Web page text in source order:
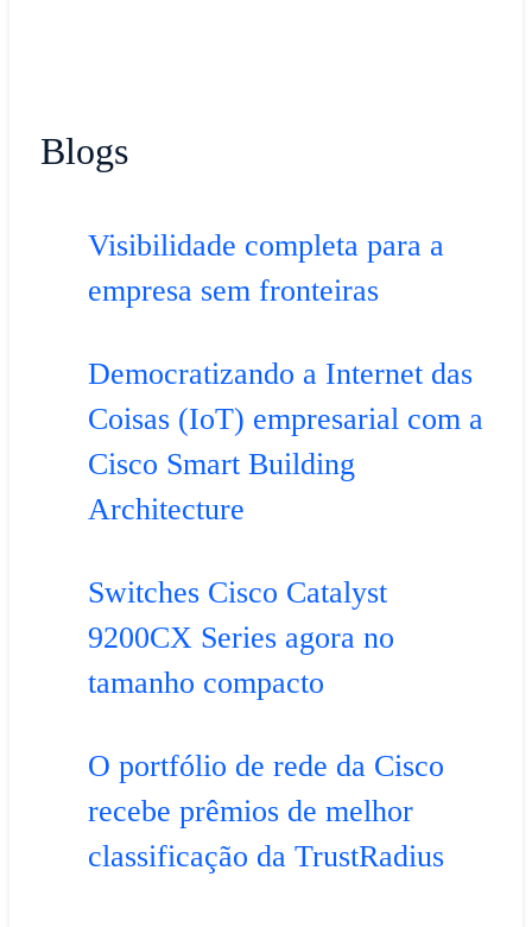
Blogs
Visibilidade completa para a
empresa sem fronteiras
Democratizando a Internet das
Coisas (IoT) empresarial com a
Cisco Smart Building
Architecture
Switches Cisco Catalyst
9200CX Series agora no
tamanho compacto
O portfólio de rede da Cisco
recebe prêmios de melhor
classificação da TrustRadius